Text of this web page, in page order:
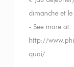
dimanche et le
- See more at:
http://
quai/